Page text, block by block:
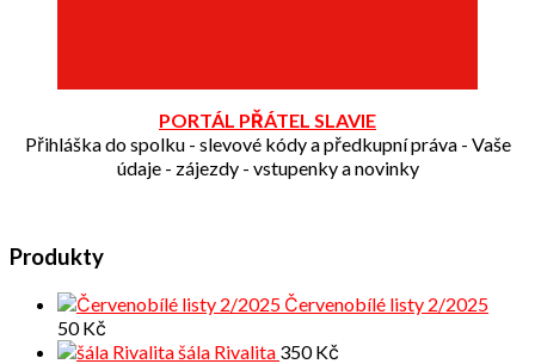
PORTÁL PŘÁTEL SLAVIE
Přihláška do spolku - slevové kódy a předkupní práva - Vaše
údaje - zájezdy - vstupenky a novinky
Produkty
Červenobílé listy 2/2025
50Kč
šála Rivalita 350Kč